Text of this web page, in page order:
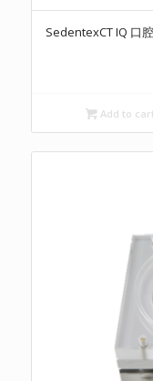
SedentexCT IQ 口
Add to